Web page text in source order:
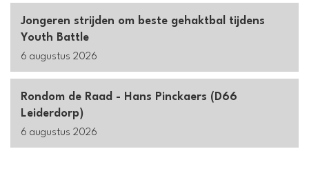
Jongeren strijden om beste gehaktbal tijdens
Youth Battle
6 augustus 2026
Rondom de Raad - Hans Pinckaers (D66
Leiderdorp)
6 augustus 2026